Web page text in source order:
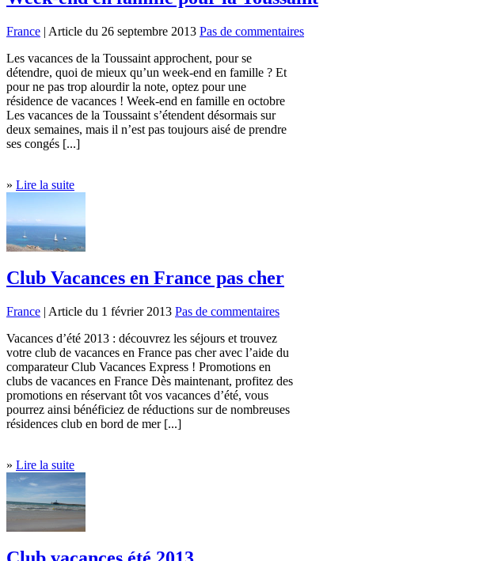
France | Article du 26 septembre 2013 Pas de commentaires
Les vacances de la Toussaint approchent, pour se
détendre, quoi de mieux qu’un week-end en famille ? Et
pour ne pas trop alourdir la note, optez pour une
résidence de vacances ! Week-end en famille en octobre
Les vacances de la Toussaint s’étendent désormais sur
deux semaines, mais il n’est pas toujours aisé de prendre
ses congés [...]
» Lire la suite
Club Vacances en France pas cher
France | Article du 1 février 2013 Pas de commentaires
Vacances d’été 2013 : découvrez les séjours et trouvez
votre club de vacances en France pas cher avec l’aide du
comparateur Club Vacances Express ! Promotions en
clubs de vacances en France Dès maintenant, profitez des
promotions en réservant tôt vos vacances d’été, vous
pourrez ainsi bénéficiez de réductions sur de nombreuses
résidences club en bord de mer [...]
» Lire la suite